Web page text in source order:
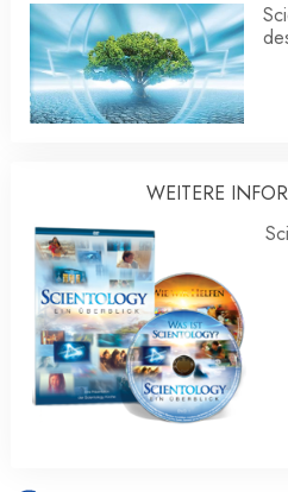
WEITERE